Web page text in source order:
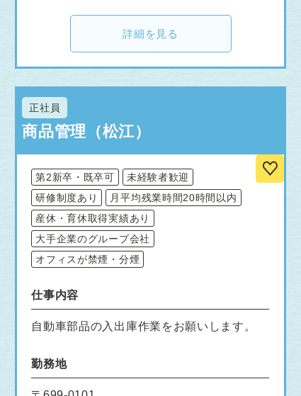
詳細を見る
正社員
商品管理（松江）
第2新卒・既卒可
未経験者歓迎
研修制度あり
月平均残業時間20時間以内
産休・育休取得実績あり
大手企業のグループ会社
オフィスが禁煙・分煙
仕事内容
自動車部品の入出庫作業をお願いします。
勤務地